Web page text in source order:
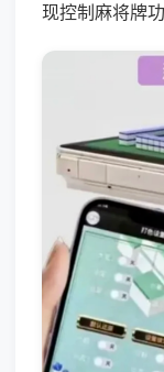
现控制麻将牌